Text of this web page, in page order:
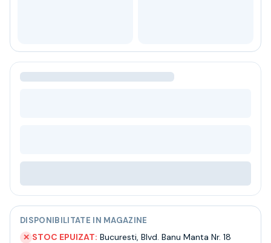
Ceai
Bacanie
BLACK FRIDAY
Contact
Termeni si conditii
Politica de confidentialitate
Intrebari frecvente
DISPONIBILITATE IN MAGAZINE
✕ STOC EPUIZAT: Bucuresti, Blvd. Banu Manta Nr. 18